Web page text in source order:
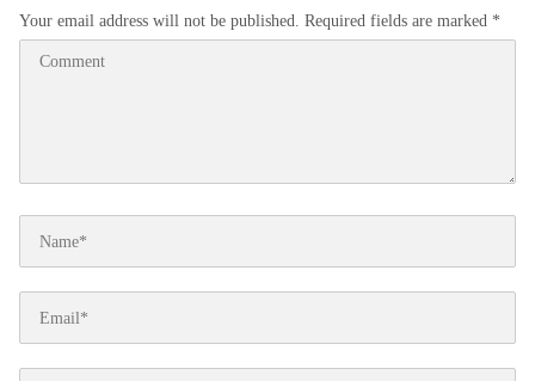
Your email address will not be published. Required fields are marked *